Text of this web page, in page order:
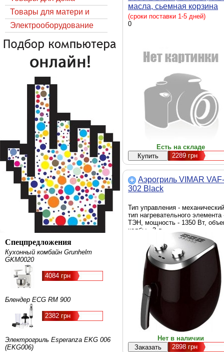
Товары для матери и
ребёнка
Электрооборудование
Спецпредложения
Кухонный комбайн Grunhelm
GKM0020
4084 грн
Блендер ECG RM 900
2382 грн
Электрогриль Esperanza EKG 006
(EKG006)
масла, сьемная корзина
(сроки поставки 1-5 дней)
0
Есть на складе
2289 грн
Аэрогриль VIMAR VAF-
302 Black
Тип управления -
тип нагревательного элемента
ТЭН, мощность - 1350 Вт,
колбы - 3 л
Нет в наличии
2898 грн